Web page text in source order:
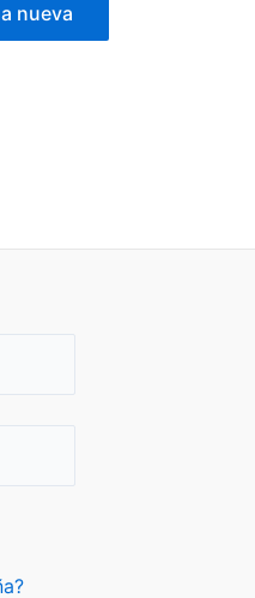
nueva